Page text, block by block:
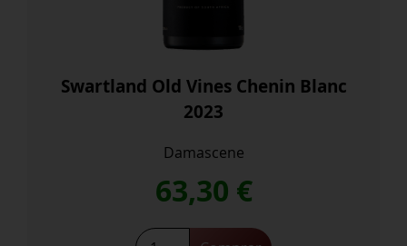
Swartland Old Vines Chenin Blanc
2023
Damascene
63,30 €
Swartland